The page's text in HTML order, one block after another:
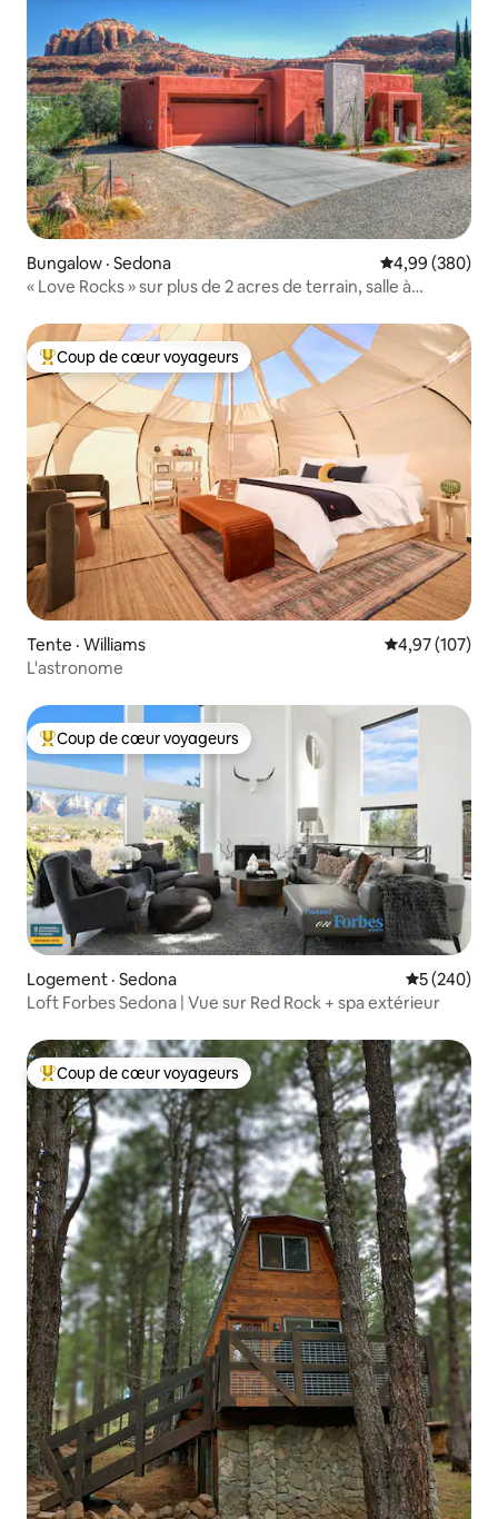
Bungalow · Sedona Note
4,99 (380)
« Love Rocks » sur plus de 2 acres de terrain, salle à
Coup de cœur voyageurs parmi les plus aimés
Coup de cœur voyageurs
Tente · Williams Note
4,97 (107)
L'astronome
Coup de cœur voyageurs parmi les plus aimés
Coup de cœur voyageurs
Logement · Sedona Note
5 (240)
Loft Forbes Sedona | Vue sur Red Rock + spa extérieur
Coup de cœur voyageurs parmi les plus aimés
Coup de cœur voyageurs